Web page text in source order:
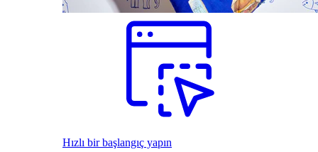
Hızlı bir başlangıç yapın